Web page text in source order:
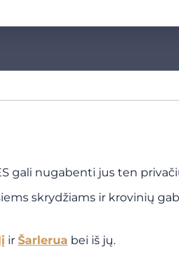
gali nugabenti jus ten
skrydžiams ir krovinių
ir Šarlerua bei iš jų.